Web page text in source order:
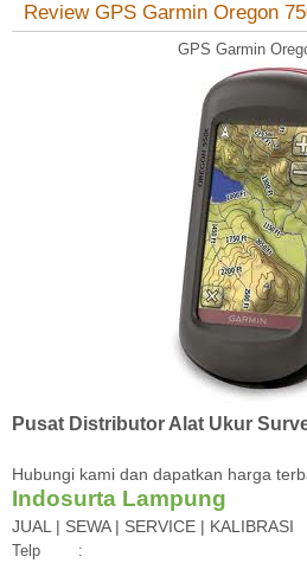
Review GPS Garmin Oregon
GPS Garmin
Pusat Distributor Alat Ukur
Hubungi kami dan dapatkan harga
Indosurta Lampung
JUAL | SEWA | SERVICE | KALIBRASI
Telp :